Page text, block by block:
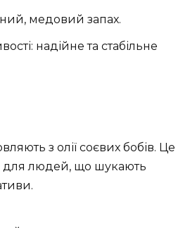
медовий запах.
надійне та стабільне
з олії соєвих бобів. Це
для людей, що шукають